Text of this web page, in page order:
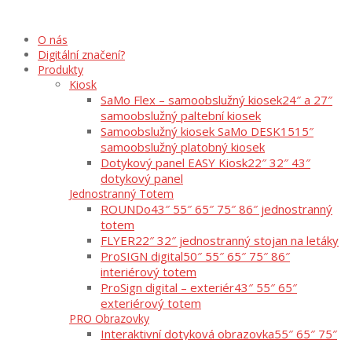
O nás
Digitální značení?
Produkty
Kiosk
SaMo Flex – samoobslužný kiosek24″ a 27″
samoobslužný paltební kiosek
Samoobslužný kiosek SaMo DESK1515″
samoobslužný platobný kiosek
Dotykový panel EASY Kiosk22″ 32″ 43″
dotykový panel
Jednostranný Totem
ROUNDo43″ 55″ 65″ 75″ 86″ jednostranný
totem
FLYER22″ 32″ jednostranný stojan na letáky
ProSIGN digital50″ 55″ 65″ 75″ 86″
interiérový totem
ProSign digital – exteriér43″ 55″ 65″
exteriérový totem
PRO Obrazovky
Interaktivní dotyková obrazovka55″ 65″ 75″